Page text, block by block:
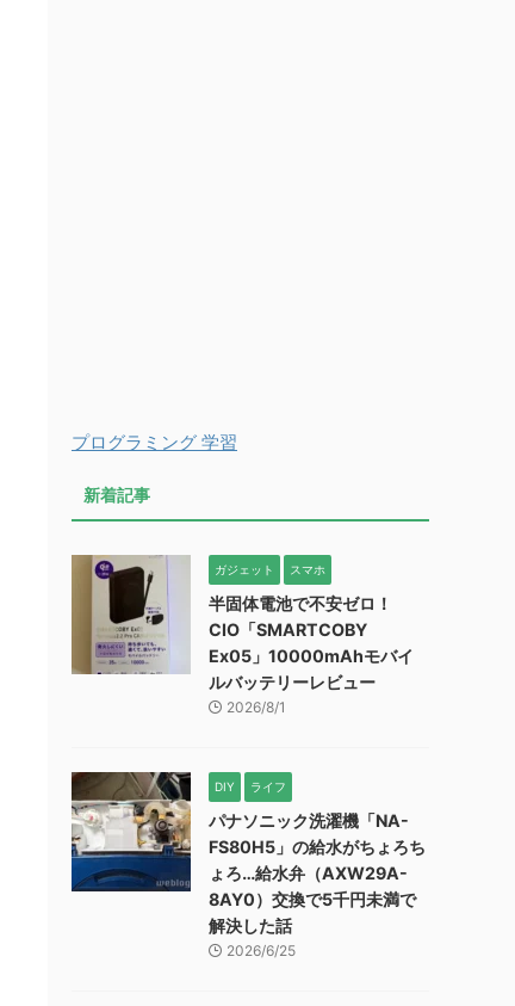
プログラミング 学習
新着記事
ガジェット スマホ
半固体電池で不安ゼロ！
CIO「SMARTCOBY
Ex05」10000mAhモバイ
ルバッテリーレビュー
2026/8/1
DIY ライフ
パナソニック洗濯機「NA-
FS80H5」の給水がちょろち
ょろ…給水弁（AXW29A-
8AY0）交換で5千円未満で
解決した話
2026/6/25